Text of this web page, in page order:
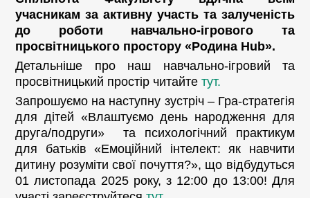
учасникам за активну участь та залученість
до роботи навчально-ігрового та
просвітницького простору «Родина Hub».
Детальніше про наш навчально-ігровий та
просвітницький простір читайте тут.
Запрошуємо на наступну зустріч – Гра-стратегія
для дітей «Влаштуємо день народження для
друга/подруги» та психологічний практикум
для батьків «Емоційний інтелект: як навчити
дитину розуміти свої почуття?», що відбудуться
01 листопада 2025 року, з 12:00 до 13:00! Для